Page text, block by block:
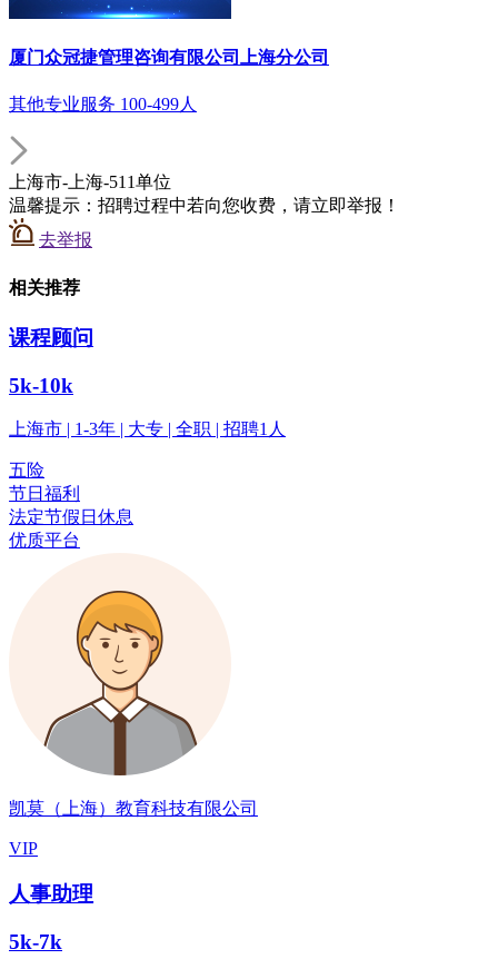
厦门众冠捷管理咨询有限公司上海分公司
其他专业服务 100-499人
上海市-上海-511单位
温馨提示：招聘过程中若向您收费，请立即举报！
去举报
相关推荐
课程顾问
5k-10k
上海市 | 1-3年 | 大专 | 全职 | 招聘1人
五险
节日福利
法定节假日休息
优质平台
凯莫（上海）教育科技有限公司
VIP
人事助理
5k-7k